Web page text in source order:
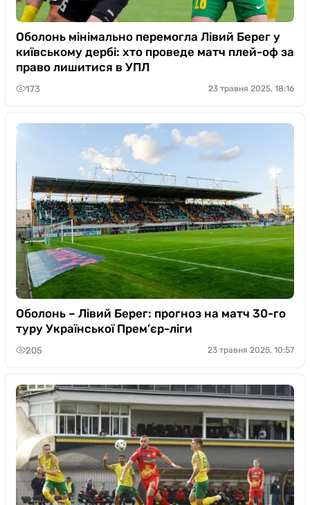
Оболонь мінімально перемогла Лівий Берег у
київському дербі: хто проведе матч плей-оф за
право лишитися в УПЛ
173 23 травня 2025, 18:16
Оболонь – Лівий Берег: прогноз на матч 30-го
туру Української Прем’єр-ліги
205 23 травня 2025, 10:57